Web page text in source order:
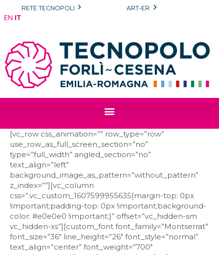
al
RETE TECNOPOLI ART-ER
EN IT
[vc_row css_animation=”” row_type=”row”
use_row_as_full_screen_section=”no”
type=”full_width” angled_section=”no”
text_align=”left”
background_image_as_pattern=”without_pattern”
z_index=””][vc_column
css=”.vc_custom_1607599955635{margin-top: 0px
!important;padding-top: 0px !important;background-
color: #e0e0e0 !important;}” offset=”vc_hidden-sm
vc_hidden-xs”][custom_font font_family=”Montserrat”
font_size=”36″ line_height=”26″ font_style=”normal”
text_align=”center” font_weight=”700″